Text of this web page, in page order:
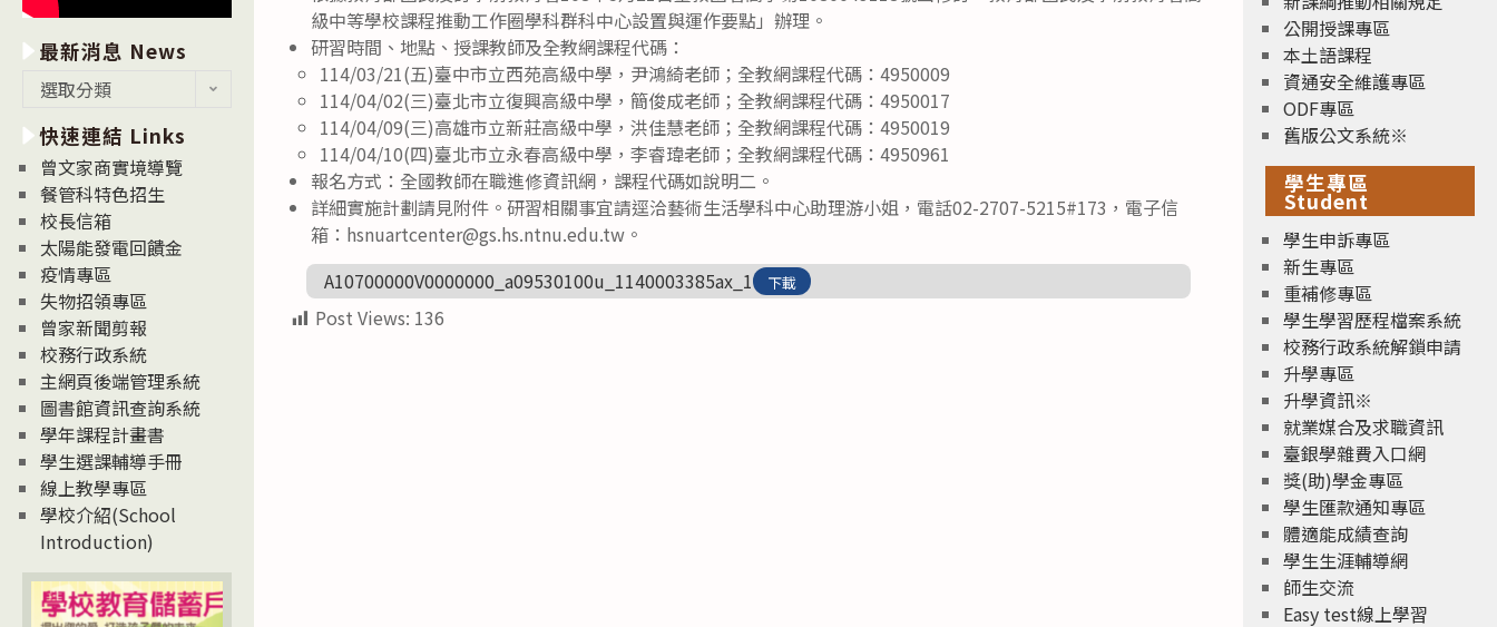
級中等學校課程推動工作圈學科群科中心設置與運作要點」辦理。
研習時間、地點、授課教師及全教網課程代碼：
114/03/21(五)臺中市立西苑高級中學，尹鴻綺老師；全教網課程代碼：4950009
114/04/02(三)臺北市立復興高級中學，簡俊成老師；全教網課程代碼：4950017
114/04/09(三)高雄市立新莊高級中學，洪佳慧老師；全教網課程代碼：4950019
114/04/10(四)臺北市立永春高級中學，李睿瑋老師；全教網課程代碼：4950961
報名方式：全國教師在職進修資訊網，課程代碼如說明二。
詳細實施計劃請見附件。研習相關事宜請逕洽藝術生活學科中心助理游小姐，電話02-2707-5215#173，電子信
箱：hsnuartcenter@gs.hs.ntnu.edu.tw。
A10700000V0000000_a09530100u_1140003385ax_1
下載
Post Views: 136
最新消息 News
消
息
News
選取分類
快速連結 Links
曾文家商實境導覽
餐管科特色招生
校長信箱
太陽能發電回饋金
疫情專區
失物招領專區
曾家新聞剪報
校務行政系統
主網頁後端管理系統
圖書館資訊查詢系統
學年課程計畫書
學生選課輔導手冊
線上教學專區
學校介紹(School
Introduction)
公開授課專區
本土語課程
資通安全維護專區
ODF專區
舊版公文系統※
學生專區
Student
學生申訴專區
新生專區
重補修專區
學生學習歷程檔案系統
校務行政系統解鎖申請
升學專區
升學資訊※
就業媒合及求職資訊
臺銀學雜費入口網
獎(助)學金專區
學生匯款通知專區
體適能成績查詢
學生生涯輔導網
師生交流
Easy test線上學習